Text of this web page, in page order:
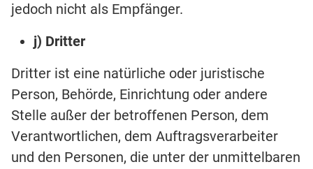
jedoch nicht als Empfänger.
j) Dritter
Dritter ist eine natürliche oder juristische
Person, Behörde, Einrichtung oder andere
Stelle außer der betroffenen Person, dem
Verantwortlichen, dem Auftragsverarbeiter
und den Personen, die unter der unmittelbaren